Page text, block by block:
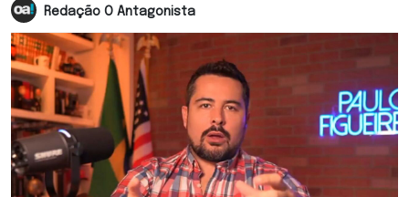
Redação O Antagonista